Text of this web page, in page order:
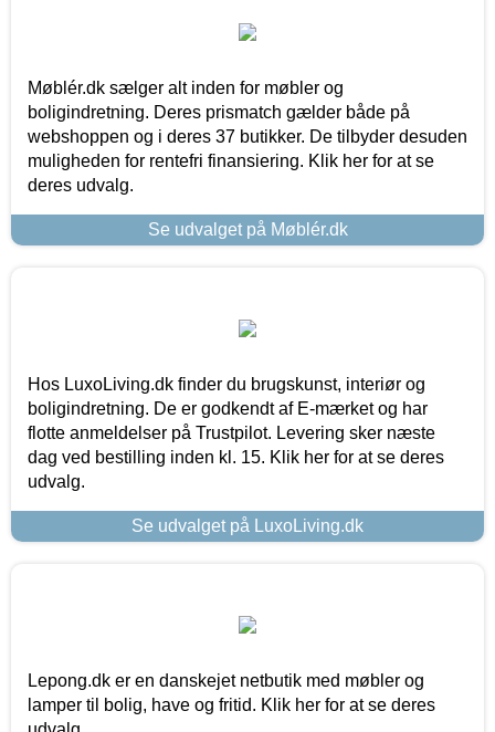
Møblér.dk sælger alt inden for møbler og
boligindretning. Deres prismatch gælder både på
webshoppen og i deres 37 butikker. De tilbyder desuden
muligheden for rentefri finansiering. Klik her for at se
deres udvalg.
Se udvalget på Møblér.dk
Hos LuxoLiving.dk finder du brugskunst, interiør og
boligindretning. De er godkendt af E-mærket og har
flotte anmeldelser på Trustpilot. Levering sker næste
dag ved bestilling inden kl. 15. Klik her for at se deres
udvalg.
Se udvalget på LuxoLiving.dk
Lepong.dk er en danskejet netbutik med møbler og
lamper til bolig, have og fritid. Klik her for at se deres